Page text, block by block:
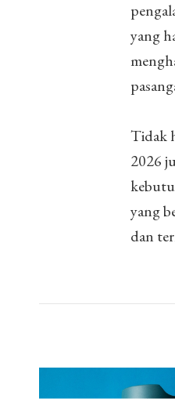
yang
Tidak
2026
yang
dan